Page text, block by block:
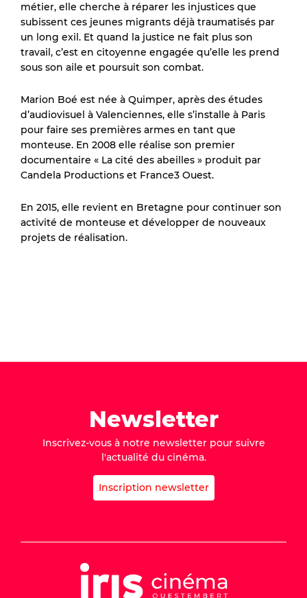
métier, elle cherche à réparer les injustices que
subissent ces jeunes migrants déjà traumatisés par
un long exil. Et quand la justice ne fait plus son
travail, c’est en citoyenne engagée qu’elle les prend
sous son aile et poursuit son combat.
Marion Boé est née à Quimper, après des études
d’audiovisuel à Valenciennes, elle s’installe à Paris
pour faire ses premières armes en tant que
monteuse. En 2008 elle réalise son premier
documentaire « La cité des abeilles » produit par
Candela Productions et France3 Ouest.
En 2015, elle revient en Bretagne pour continuer son
activité de monteuse et développer de nouveaux
projets de réalisation.
Newsletter
Inscrivez-vous à notre newsletter pour suivre
l'actualité du cinéma.
Inscription newsletter